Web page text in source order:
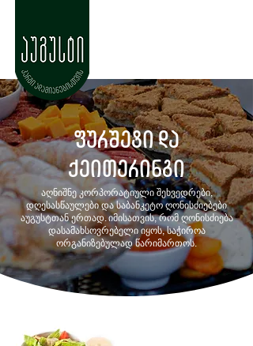
ფურშეტი და
ქეითერინგი
აღნიშნე კორპორატიული შეხვედრები,
დღესასწაულები და საბანკეტო ღონისძიებები
აუგუსტთან ერთად. იმისათვის, რომ ღონისძიება
დასამახსოვრებელი იყოს, საჭიროა
ორგანიზებულად წარიმართოს.